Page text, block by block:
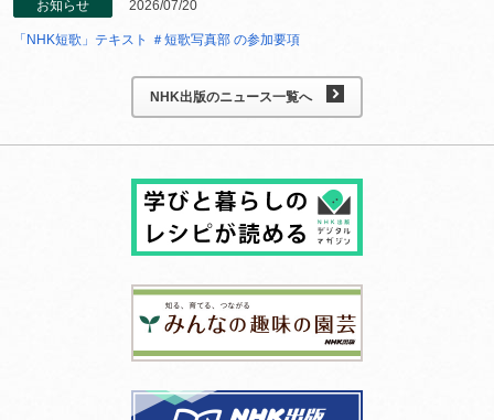
お知らせ 2026/07/20
「NHK短歌」テキスト ＃短歌写真部 の参加要項
NHK出版のニュース一覧へ